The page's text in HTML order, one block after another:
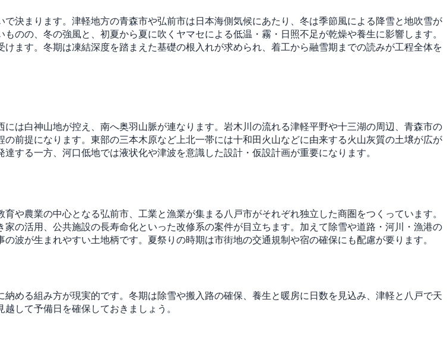
決まります。津軽地方の青森市や弘前市は日本海側気候にあたり、冬は季節風による降雪と地吹雪が
のの、冬の強風と、初夏から夏に吹くヤマセによる低温・霧・日照不足が乾燥や養生に影響します。
ます。冬期は凍結深度を踏まえた基礎の根入れが求められ、着工から融雪期までの読みが工程全体を
は白神山地が控え、南へ奥羽山脈が連なります。岩木川の流れる津軽平野や十三湖の周辺、青森市の
前提になります。東部の三本木原など上北一帯には十和田火山などに由来する火山灰質の土壌が広が
する一方、河口低地では液状化や津波を意識した設計・仮設計画が重要になります。
や農業の中心となる弘前市、工業と漁業が集まる八戸市がそれぞれ独立した商圏をつくっています。
の活用、公共施設の長寿命化といった改修系の案件が目立ちます。加えて除雪や道路・河川・漁港の
波が生まれやすい土地柄です。夏祭りの時期は市街地の交通規制や宿の確保にも配慮が要ります。
める組み方が現実的です。冬期は除雪や搬入路の確保、養生と暖房に日数を見込み、津軽と八戸で天
して予備日を確保しておきましょう。